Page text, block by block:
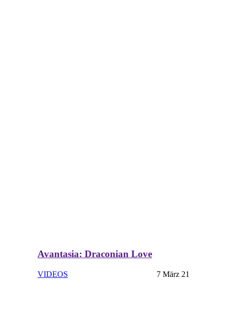
Avantasia: Draconian Love
VIDEOS 7 März 21